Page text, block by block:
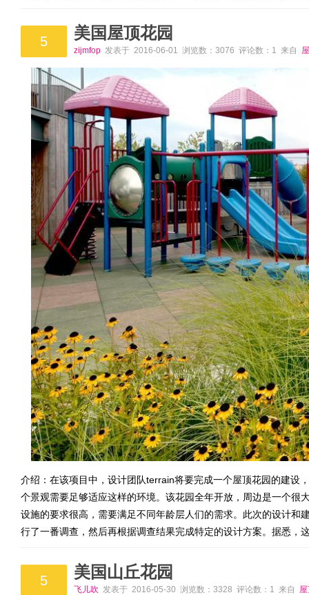
5 美国屋顶花园
zijmfop 发表于 2016-06-01 浏览数：3076 评论数：1 来自
介绍：在该项目中，设计团队terrain将要完成一个屋顶花园的建设
个景观需要足够适应这样的环境。该花园全年开放，周边是一个很
设施的要求很高，需要满足不同年龄层人们的需求。此次的设计和
行了一番调查，然后再根据调查结果完成特定的设计方案。据悉，
5 美国山丘花园
飞儿吹 发表于 2016-05-30 浏览数：3328 评论数：1 来自